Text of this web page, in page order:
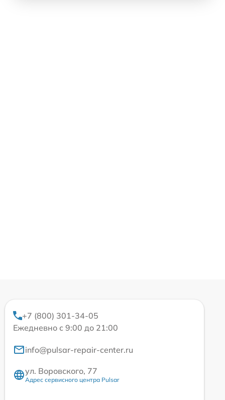
+7 (800) 301-34-05
Ежедневно с 9:00 до 21:00
info@pulsar-repair-center.ru
ул. Воровского, 77
Адрес сервисного центра Pulsar